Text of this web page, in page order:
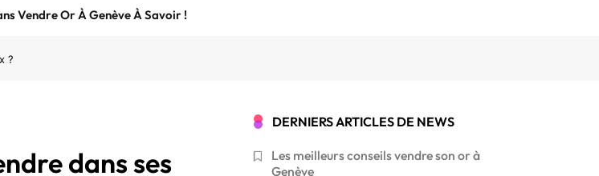
Vendre Or À Genève À Savoir !
?
dans ses
DERNIERS ARTICLES DE NEWS
Les meilleurs conseils vendre son or à
Genève